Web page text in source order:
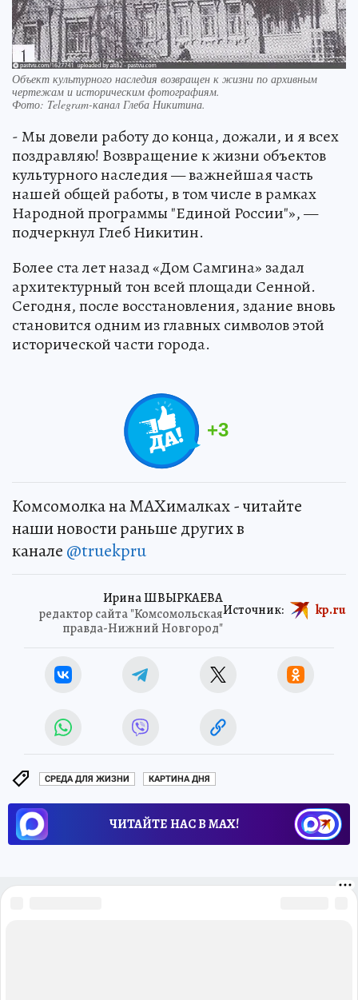
Объект культурного наследия возвращен к жизни по архивным
чертежам и историческим фотографиям.
Фото: Telegram-канал Глеба Никитина.
- Мы довели работу до конца, дожали, и я всех
поздравляю! Возвращение к жизни объектов
культурного наследия — важнейшая часть
нашей общей работы, в том числе в рамках
Народной программы "Единой России"», —
подчеркнул Глеб Никитин.
Более ста лет назад «Дом Самгина» задал
архитектурный тон всей площади Сенной.
Сегодня, после восстановления, здание вновь
становится одним из главных символов этой
исторической части города.
+3
Комсомолка на MAXималках - читайте
наши новости раньше других в
канале @truekpru
Ирина ШВЫРКАЕВА
редактор сайта "Комсомольская
правда-Нижний Новгород"
Источник: kp.ru
СРЕДА ДЛЯ ЖИЗНИ КАРТИНА ДНЯ
ЧИТАЙТЕ НАС В МАХ!